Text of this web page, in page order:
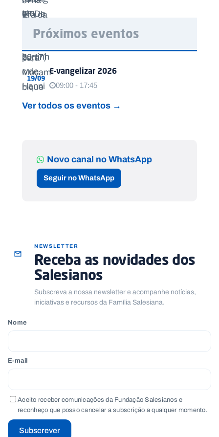
Próximos eventos
19/09
E-vangelizar 2026
09:00 - 17:45
Ver todos os eventos →
Novo canal no WhatsApp
Seguir no WhatsApp
NEWSLETTER
Receba as novidades dos
Salesianos
Subscreva a nossa newsletter e acompanhe notícias,
iniciativas e recursos da Família Salesiana.
Nome
E-mail
Aceito receber comunicações da Fundação Salesianos e
reconheço que posso cancelar a subscrição a qualquer momento.
Subscrever